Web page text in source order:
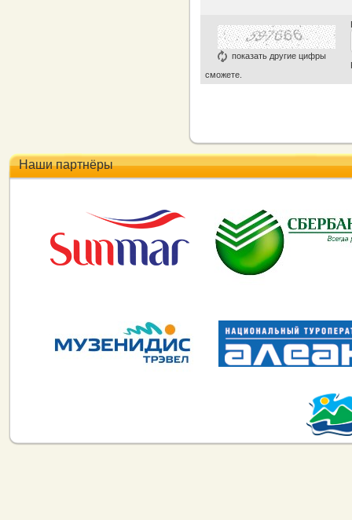
показать другие цифры
сможете.
Наши партнёры